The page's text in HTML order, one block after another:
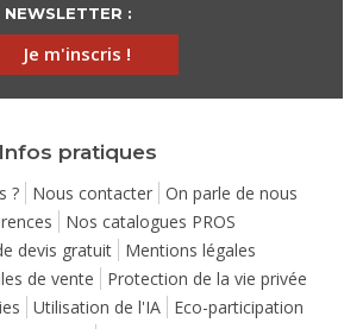
NEWSLETTER :
Je m'inscris !
Infos pratiques
? Nous contacter
On parle de nous
Nos catalogues PROS
devis gratuit
Mentions légales
de vente
Protection de la vie privée
Utilisation de l'IA
Eco-participation